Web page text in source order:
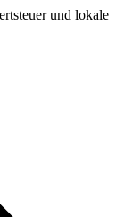
und lokale